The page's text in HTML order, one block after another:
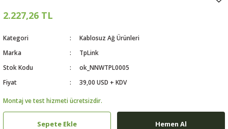
2.227,26 TL
Kategori
Kablosuz Ağ Ürünleri
Marka
TpLink
Stok Kodu
ok_NNWTPL0005
Fiyat
39,00 USD + KDV
Montaj ve test hizmeti ücretsizdir.
Sepete Ekle Hemen Al